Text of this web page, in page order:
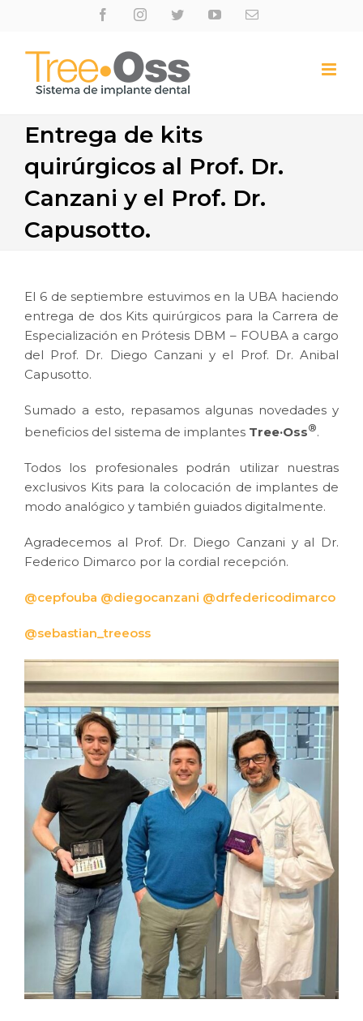
content
FacebookInstagramTwitterYoutubeEmail
Entrega de kits
quirúrgicos al Prof. Dr.
Canzani y el Prof. Dr.
Capusotto.
El 6 de septiembre estuvimos en la UBA haciendo
entrega de dos Kits quirúrgicos para la Carrera de
Especialización en Prótesis DBM – FOUBA a cargo
del Prof. Dr. Diego Canzani y el Prof. Dr. Anibal
Capusotto.
Sumado a esto, repasamos algunas novedades y
beneficios del sistema de implantes Tree·Oss®.
Todos los profesionales podrán utilizar nuestras
exclusivos Kits para la colocación de implantes de
modo analógico y también guiados digitalmente.
Agradecemos al Prof. Dr. Diego Canzani y al Dr.
Federico Dimarco por la cordial recepción.
@cepfouba @diegocanzani @drfedericodimarco
@sebastian_treeoss